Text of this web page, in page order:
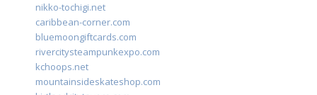
nikko-tochigi.net
caribbean-corner.com
bluemoongiftcards.com
rivercitysteampunkexpo.com
kchoops.net
mountainsideskateshop.com